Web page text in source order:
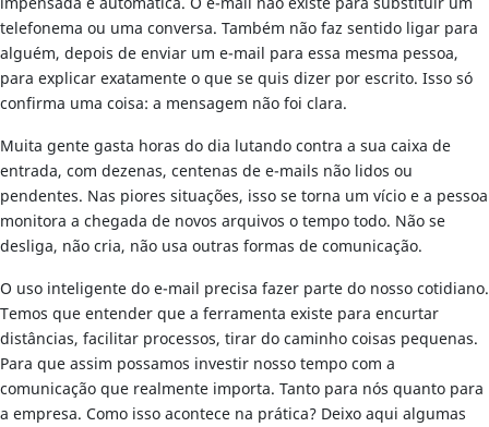
telefonema ou uma conversa. Também não faz sentido ligar para
alguém, depois de enviar um e-mail para essa mesma pessoa,
para explicar exatamente o que se quis dizer por escrito. Isso só
confirma uma coisa: a mensagem não foi clara.
Muita gente gasta horas do dia lutando contra a sua caixa de
entrada, com dezenas, centenas de e-mails não lidos ou
pendentes. Nas piores situações, isso se torna um vício e a pessoa
monitora a chegada de novos arquivos o tempo todo. Não se
desliga, não cria, não usa outras formas de comunicação.
O uso inteligente do e-mail precisa fazer parte do nosso cotidiano.
Temos que entender que a ferramenta existe para encurtar
distâncias, facilitar processos, tirar do caminho coisas pequenas.
Para que assim possamos investir nosso tempo com a
comunicação que realmente importa. Tanto para nós quanto para
a empresa. Como isso acontece na prática? Deixo aqui algumas